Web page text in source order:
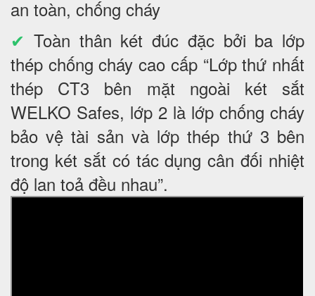
an toàn, chống cháy
✔ Toàn thân két đúc đặc bởi ba lớp
thép chống cháy cao cấp “Lớp thứ nhất
thép CT3 bên mặt ngoài két sắt
WELKO Safes, lớp 2 là lớp chống cháy
bảo vệ tài sản và lớp thép thứ 3 bên
trong két sắt có tác dụng cân đối nhiệt
độ lan toả đều nhau”.